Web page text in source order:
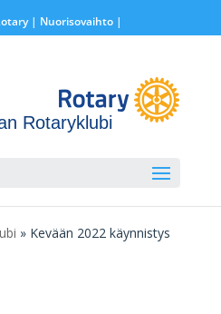
| Nuorisovaihto|
Rotaryklubi
» Kevään 2022 käynnistys